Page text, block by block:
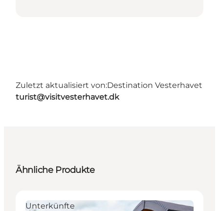
Zuletzt aktualisiert von:Destination Vesterhavet
turist@visitvesterhavet.dk
Ähnliche Produkte
Unterkünfte